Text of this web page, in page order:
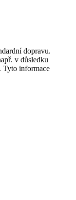
dopravu.
v důsledku
Tyto informace